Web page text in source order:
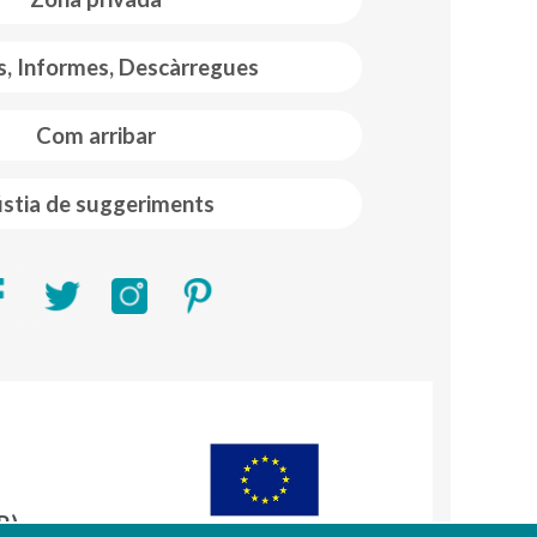
Informes, Descàrregues
Com arribar
de suggeriments